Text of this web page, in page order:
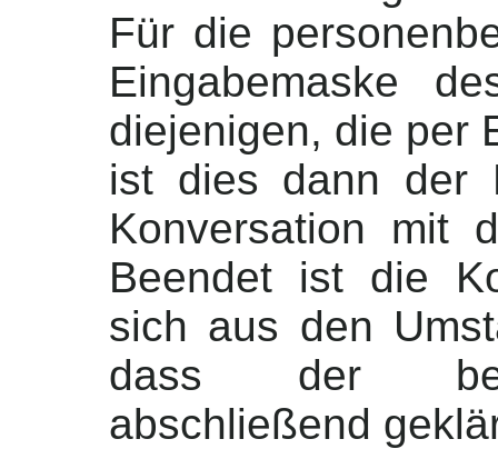
Für die
Eingabemaske
diejenigen, die per
ist dies dann der
Konversation mit
Beendet ist die
sich aus den
dass der
abschließend